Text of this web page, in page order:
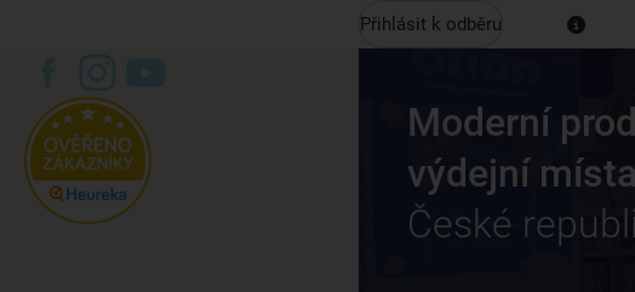
Přihlásit k odběru
Moderní
výdejní místa
České